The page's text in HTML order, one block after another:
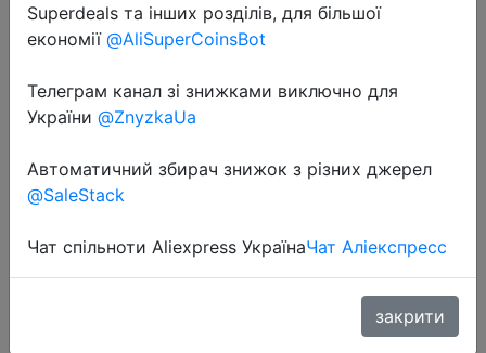
2021-01-08
Чехол подушки сиденья
автомобиля сиденье, Нагреватель
Теплее, для зимнего периода
подушки cardriver
$11.63
Superdeals та інших розділів, для більшої
економії @AliSuperCoinsBot
Телеграм канал зі знижками виключно для
України @ZnyzkaUa
Автоматичний збирач знижок з різних джерел
@SaleStack
Чат спільноти Aliexpress УкраїнаЧат Аліекспресс
закрити